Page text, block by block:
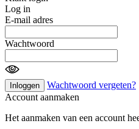
Log in
E-mail adres
Wachtwoord
Inloggen
Wachtwoord vergeten?
Account aanmaken
Het aanmaken van een account